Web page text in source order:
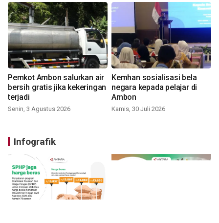
Pemkot Ambon salurkan air
bersih gratis jika kekeringan
terjadi
Senin, 3 Agustus 2026
Kemhan sosialisasi bela
negara kepada pelajar di
Ambon
Kamis, 30 Juli 2026
Infografik